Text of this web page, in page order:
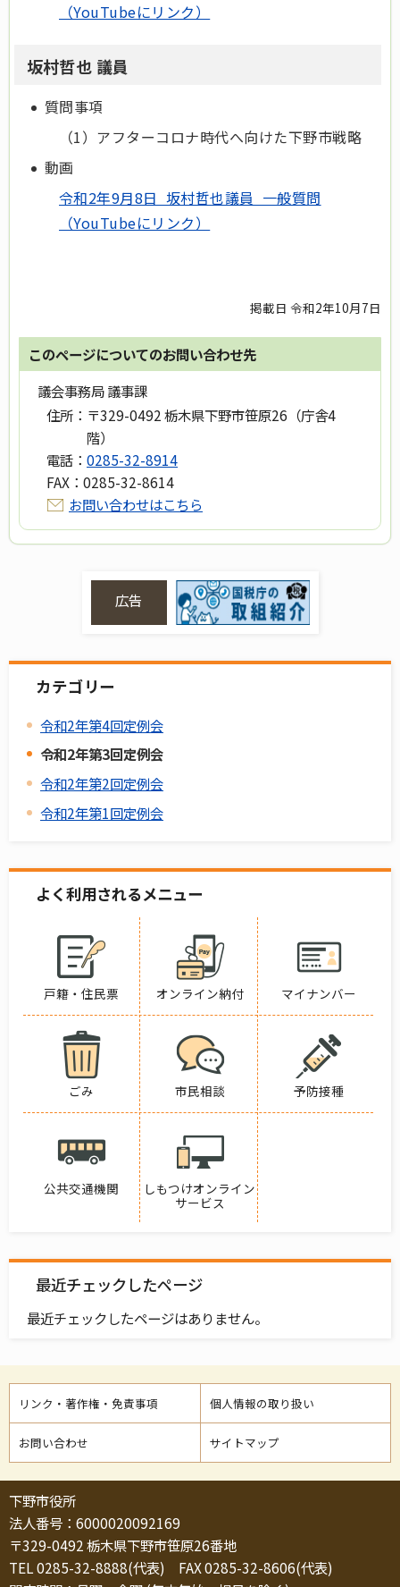
（YouTubeにリンク）
坂村哲也 議員
質問事項
（1）アフターコロナ時代へ向けた下野市戦略
動画
令和2年9月8日 坂村哲也議員 一般質問
（YouTubeにリンク）
掲載日 令和2年10月7日
このページについてのお問い合わせ先
議会事務局 議事課
住所： 〒329-0492 栃木県下野市笹原26（庁舎4
階）
電話： 0285-32-8914
FAX： 0285-32-8614
お問い合わせはこちら
広告
カテゴリー
令和2年第4回定例会
令和2年第3回定例会
令和2年第2回定例会
令和2年第1回定例会
よく利用されるメニュー
戸籍・住民票 オンライン納付 マイナンバー
ごみ 市民相談 予防接種
公共交通機関
しもつけオンライン
サービス
最近チェックしたページ
最近チェックしたページはありません。
リンク・著作権・免責事項 個人情報の取り扱い
お問い合わせ サイトマップ
下野市役所
法人番号：6000020092169
〒329-0492 栃木県下野市笹原26番地
TEL 0285-32-8888(代表) FAX 0285-32-8606(代表)